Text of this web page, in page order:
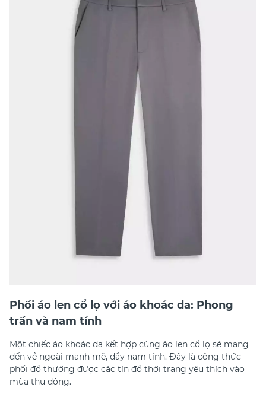
Phối áo len cổ lọ với áo khoác da: Phong
trần và nam tính
Một chiếc áo khoác da kết hợp cùng áo len cổ lọ sẽ mang
đến vẻ ngoài mạnh mẽ, đầy nam tính. Đây là công thức
phối đồ thường được các tín đồ thời trang yêu thích vào
mùa thu đông.